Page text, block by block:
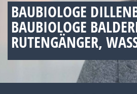
BAUBIOLOGE
BAUBIOLOGE
RUTENGÄNGER,